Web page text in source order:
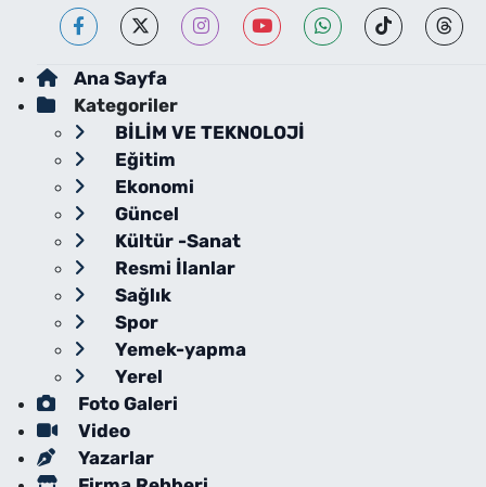
Ana Sayfa
Kategoriler
BİLİM VE TEKNOLOJİ
Eğitim
Ekonomi
Güncel
Kültür -Sanat
Resmi İlanlar
Sağlık
Spor
Yemek-yapma
Yerel
Foto Galeri
Video
Yazarlar